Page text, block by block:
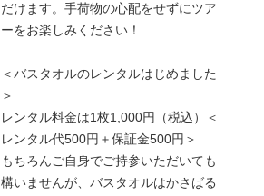
だけます。手荷物の心配をせずにツア
ーをお楽しみください！
＜バスタオルのレンタルはじめました
＞
レンタル料金は1枚1,000円（税込）＜
レンタル代500円＋保証金500円＞
もちろんご自身でご持参いただいても
構いませんが、バスタオルはかさばる